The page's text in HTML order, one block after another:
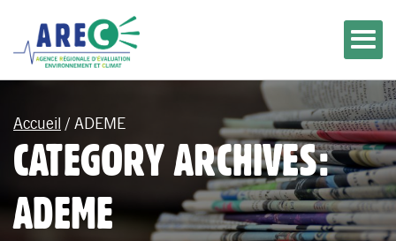
Accueil / ADEME
CATEGORY ARCHIVES:
ADEME